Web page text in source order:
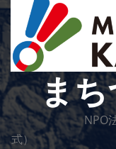
ま
NPO
式）